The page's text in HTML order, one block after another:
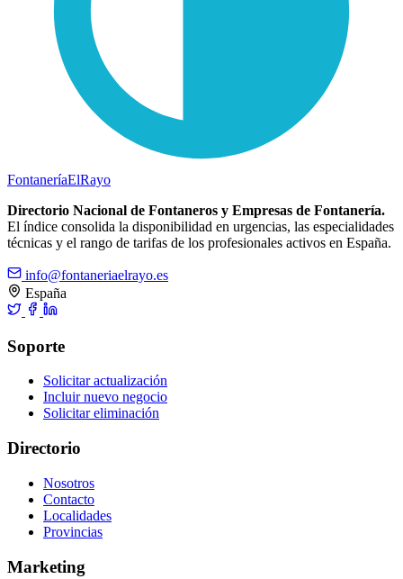
FontaneríaElRayo
Directorio Nacional de Fontaneros y Empresas de Fontanería.
El índice consolida la disponibilidad en urgencias, las especialidades
técnicas y el rango de tarifas de los profesionales activos en España.
info@fontaneriaelrayo.es
España
Soporte
Solicitar actualización
Incluir nuevo negocio
Solicitar eliminación
Directorio
Nosotros
Contacto
Localidades
Provincias
Marketing